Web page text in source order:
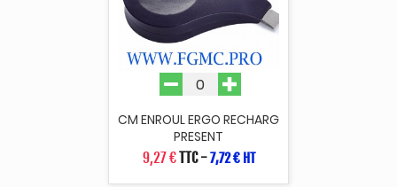
CM ENROUL ERGO RECHARG
PRESENT
9,27 €TTC-7,72 € HT